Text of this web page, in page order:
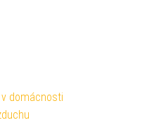
domácnosti